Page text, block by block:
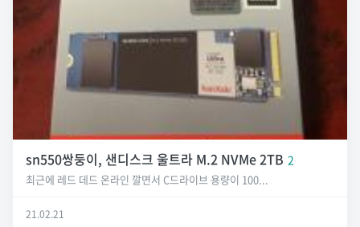
sn550쌍둥이, 샌디스크 울트라 M.2 NVMe 2TB 2
최근에 레드 데드 온라인 깔면서 C드라이브 용량이 100...
21.02.21